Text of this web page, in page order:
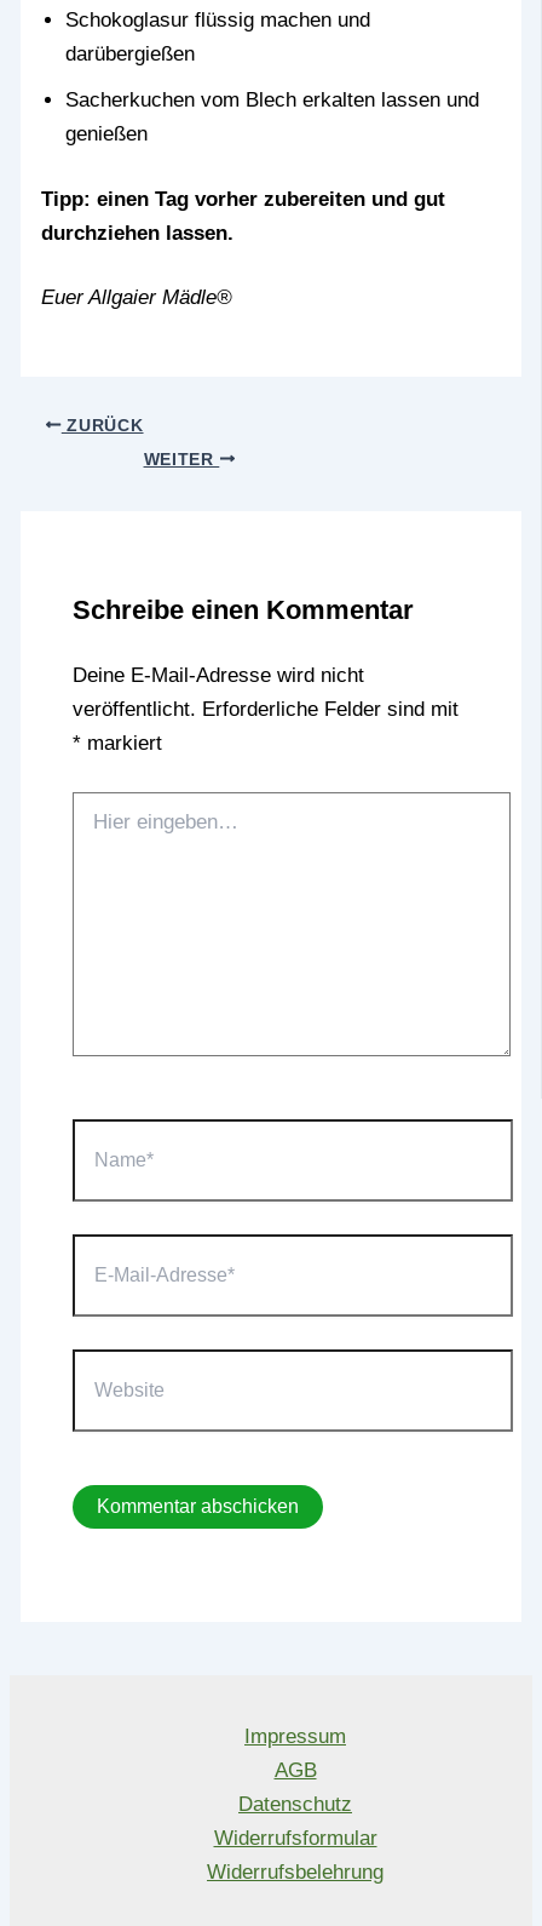
Schokoglasur flüssig machen und
darübergießen
Sacherkuchen vom Blech erkalten lassen und
genießen
Tipp: einen Tag vorher zubereiten und gut
durchziehen lassen.
Euer Allgaier Mädle®
ZURÜCK
WEITER
Schreibe einen Kommentar
Deine E-Mail-Adresse wird nicht
veröffentlicht. Erforderliche Felder sind mit
*markiert
eingeben…
Mail-
Impressum
AGB
Datenschutz
Widerrufsformular
Widerrufsbelehrung